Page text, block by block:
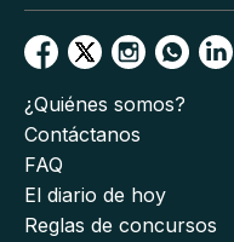
¿Quiénes somos?
Contáctanos
FAQ
El diario de hoy
Reglas de concursos